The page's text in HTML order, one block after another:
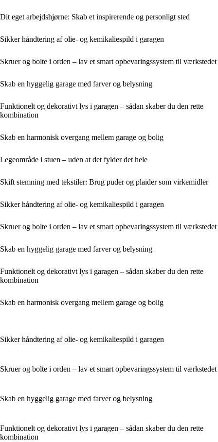
Dit eget arbejdshjørne: Skab et inspirerende og personligt sted
Sikker håndtering af olie- og kemikaliespild i garagen
Skruer og bolte i orden – lav et smart opbevaringssystem til værkstedet
Skab en hyggelig garage med farver og belysning
Funktionelt og dekorativt lys i garagen – sådan skaber du den rette
kombination
Skab en harmonisk overgang mellem garage og bolig
Legeområde i stuen – uden at det fylder det hele
Skift stemning med tekstiler: Brug puder og plaider som virkemidler
Sikker håndtering af olie- og kemikaliespild i garagen
Skruer og bolte i orden – lav et smart opbevaringssystem til værkstedet
Skab en hyggelig garage med farver og belysning
Funktionelt og dekorativt lys i garagen – sådan skaber du den rette
kombination
Skab en harmonisk overgang mellem garage og bolig
Sikker håndtering af olie- og kemikaliespild i garagen
Skruer og bolte i orden – lav et smart opbevaringssystem til værkstedet
Skab en hyggelig garage med farver og belysning
Funktionelt og dekorativt lys i garagen – sådan skaber du den rette
kombination